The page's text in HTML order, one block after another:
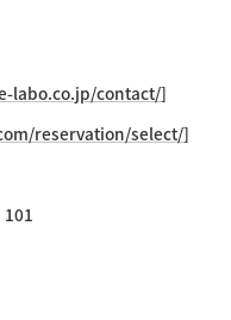
labo.co.jp/contact/]
reservation/select/]
101